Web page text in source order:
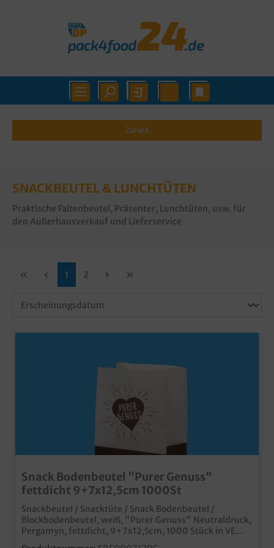
Zurück
SNACKBEUTEL & LUNCHTÜTEN
Praktische Faltenbeutel, Präsenter, Lunchtüten, usw. für
den Außerhausverkauf und Lieferservice
1 2
Snack Bodenbeutel "Purer Genuss"
fettdicht 9+7x12,5cm 1000St
Snackbeutel / Snacktüte / Snack Bodenbeutel /
Blockbodenbeutel, weiß, "Purer Genuss" Neutraldruck,
Pergamyn, fettdicht, 9+7x12,5cm, 1000 Stück in VE
praktische kleine Snacktüte mit Standboden stabil und